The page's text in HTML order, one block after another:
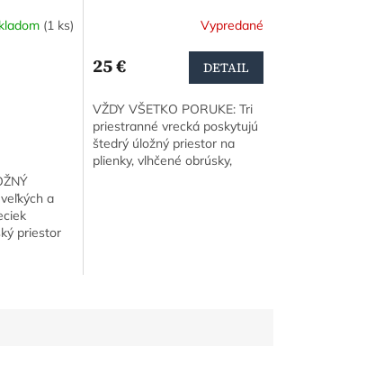
(1 ks)
a
priestor
Vypredané
25 € DETAIL
VŽDY VŠETKO PORUKE: Tri
priestranné vrecká poskytujú
štedrý úložný priestor na
plienky, vlhčené obrúsky,